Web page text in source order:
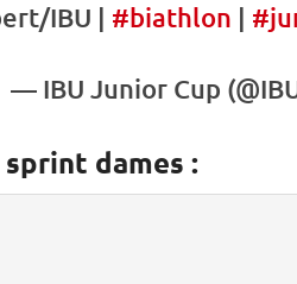
IBU | #biathlon |
— IBU Junior Cup
dames :